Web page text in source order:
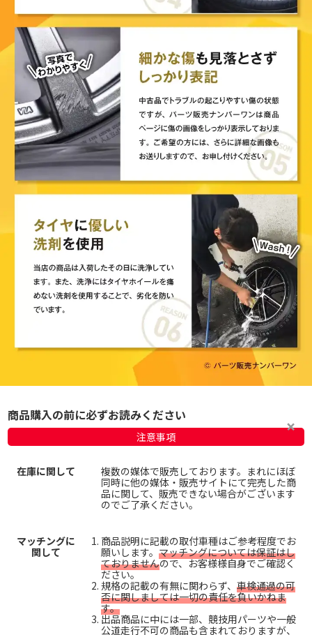
商品購入の前に必ずお読みください
注意事項
在庫に関して
複数の媒体で販売しております。まれにほぼ
同時に他の媒体・販売サイトにて完売した商
品に関して、販売できない場合がございます
のでご了承ください。
マッチングに
関して
商品説明に記載の取付車種はご参考程度でお
願いします。 マッチングについては保証はし
ておりませんので、お客様様自身でご確認く
ださい。
規格の記載の有無に関わらず、 車検通過の可
否に関しましては一切の責任を負いかねま
す。
出品商品に中には一部、競技用パーツや一般
公道走行不可の商品も含まれておりますが、